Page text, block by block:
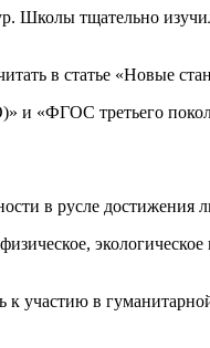
Школы тщательно
в статье «Новые
и «ФГОС третьего
в русле достижения
участию в